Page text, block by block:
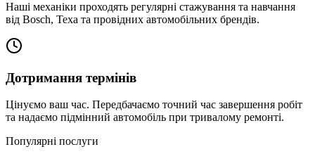
Наші механіки проходять регулярні стажування та навчання
від Bosch, Texa та провідних автомобільних брендів.
Дотримання термінів
Цінуємо ваш час. Передбачаємо точний час завершення робіт
та надаємо підмінний автомобіль при тривалому ремонті.
Популярні послуги